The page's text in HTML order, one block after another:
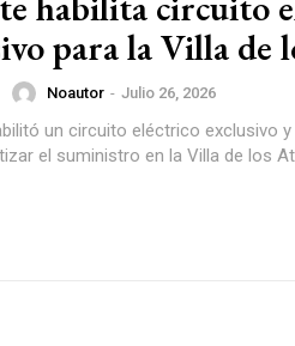
para la Villa de
Noautor - Julio 26, 2026
un circuito eléctrico exclusivo
el suministro en la Villa de los